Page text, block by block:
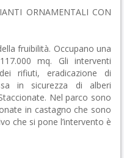
ORNAMENTALI CON
fruibilità. Occupano una
mq. Gli interventi
rifiuti, eradicazione di
in sicurezza di alberi
Nel parco sono
in castagno che sono
che si pone l’intervento è